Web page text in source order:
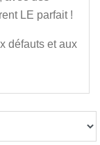
LE parfait !
défauts et aux